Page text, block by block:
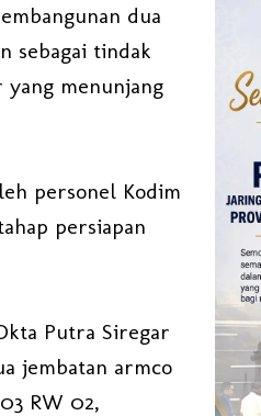
dua
sebagai tindak
menunjang
personel Kodim
persiapan
Putra Siregar
jembatan armco
RW 02,